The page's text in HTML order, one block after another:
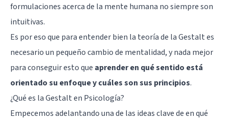
formulaciones acerca de la mente humana no siempre son
intuitivas.
Es por eso que para entender bien la teoría de la Gestalt es
necesario un pequeño cambio de mentalidad, y nada mejor
para conseguir esto que aprender en qué sentido está
orientado su enfoque y cuáles son sus principios.
¿Qué es la Gestalt en Psicología?
Empecemos adelantando una de las ideas clave de en qué